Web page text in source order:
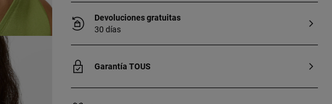
Devoluciones gratuitas
30 días
Garantía TOUS